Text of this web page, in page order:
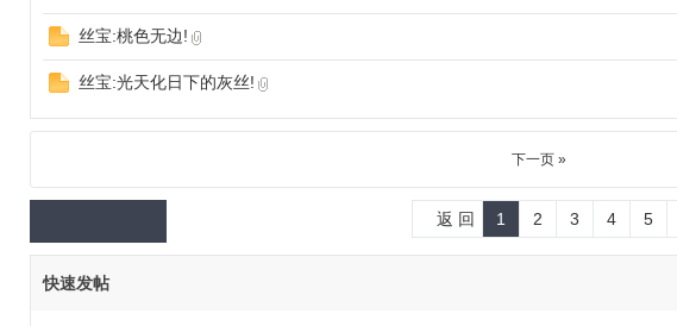
丝宝:桃色无边!
丝宝:光天化日下的灰丝!
下一页 »
1 2 3 4 5
返 回
快速发帖